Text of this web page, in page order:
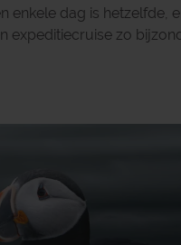
enkele dag is hetzelfde,
expeditiecruise zo